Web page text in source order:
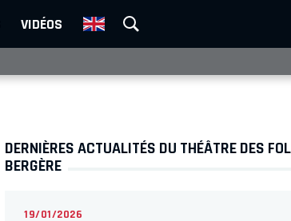
VIDÉOS
DERNIÈRES ACTUALITÉS DU THÉÂTRE DES
BERGÈRE
19/01/2026